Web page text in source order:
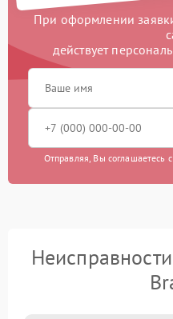
При оформлении
действует
Отправляя, Вы соглашаетесь с